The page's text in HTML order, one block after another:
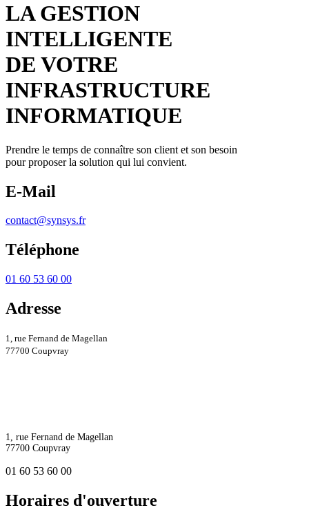
LA GESTION
INTELLIGENTE
DE VOTRE
INFRASTRUCTURE
INFORMATIQUE
Prendre le temps de connaître son client et son besoin
pour proposer la solution qui lui convient.
E-Mail
contact@synsys.fr
Téléphone
01 60 53 60 00
Adresse
1, rue Fernand de Magellan
77700 Coupvray
1, rue Fernand de Magellan
77700 Coupvray
01 60 53 60 00
Horaires d'ouverture